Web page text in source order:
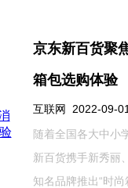
京东新百货聚
箱包选购体验
互联网 2022-09-
随着全国各大中小
新百货携手新秀丽
知名品牌推出“时